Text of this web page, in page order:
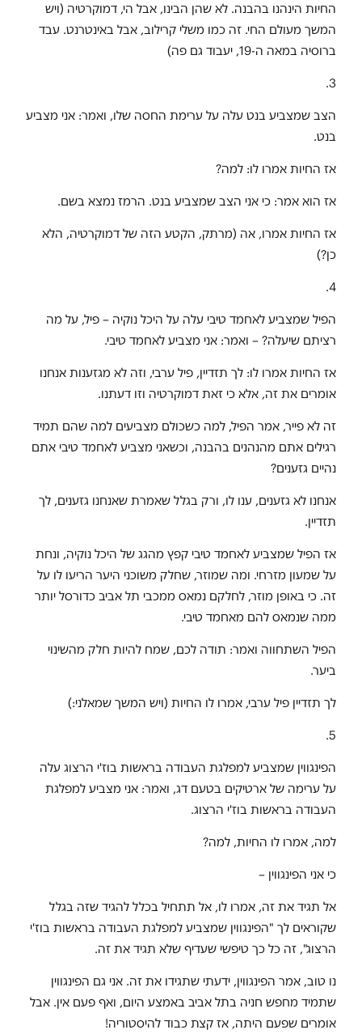
החיות הינהנו בהבנה. לא שהן הבינו, אבל הי, דמוקרטיה (ויש
המשך מעולם החי. זה כמו משלי קרילוב, אבל באינטרנט. עבד
ברוסיה במאה ה-19, יעבוד גם פה)
3.
הצב שמצביע בנט עלה על ערימת החסה שלו, ואמר: אני מצביע
בנט.
אז החיות אמרו לו: למה?
אז הוא אמר: כי אני הצב שמצביע בנט. הרמז נמצא בשם.
אז החיות אמרו, אה (מרתק, הקטע הזה של דמוקרטיה, הלא
כן?)
4.
הפיל שמצביע לאחמד טיבי עלה על היכל נוקיה – פיל, על מה
רציתם שיעלה? – ואמר: אני מצביע לאחמד טיבי.
אז החיות אמרו לו: לך תזדיין, פיל ערבי, וזה לא מגזענות אנחנו
אומרים את זה, אלא כי זאת דמוקרטיה וזו דעתנו.
זה לא פייר, אמר הפיל, למה כשכולם מצביעים למה שהם תמיד
רגילים אתם מהנהנים בהבנה, וכשאני מצביע לאחמד טיבי אתם
נהיים גזענים?
אנחנו לא גזענים, ענו לו, ורק בגלל שאמרת שאנחנו גזענים, לך
תזדיין.
אז הפיל שמצביע לאחמד טיבי קפץ מהגג של היכל נוקיה, ונחת
על שמעון מזרחי. ומה שמוזר, שחלק משוכני היער הריעו לו על
זה. כי באופן מוזר, לחלקם נמאס ממכבי תל אביב כדורסל יותר
ממה שנמאס להם מאחמד טיבי.
הפיל השתחווה ואמר: תודה לכם, שמח להיות חלק מהשינוי
ביער.
לך תזדיין פיל ערבי, אמרו לו החיות (ויש המשך שמאלני:)
5.
הפינגווין שמצביע למפלגת העבודה בראשות בוז'י הרצוג עלה
על ערימה של ארטיקים בטעם דג, ואמר: אני מצביע למפלגת
העבודה בראשות בוז'י הרצוג.
למה, אמרו לו החיות, למה?
כי אני הפינגווין –
אל תגיד את זה, אמרו לו, אל תתחיל בכלל להגיד שזה בגלל
שקוראים לך "הפינגווין שמצביע למפלגת העבודה בראשות בוז'י
הרצוג", זה כל כך טיפשי שעדיף שלא תגיד את זה.
נו טוב, אמר הפינגווין, ידעתי שתגידו את זה. אני גם הפינגווין
שתמיד מחפש חניה בתל אביב באמצע היום, ואף פעם אין. אבל
אומרים שפעם היתה, אז קצת כבוד להיסטוריה!